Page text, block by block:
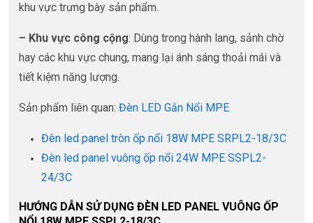
khu vực trưng bày sản phẩm.
– Khu vực công cộng: Dùng trong hành lang, sảnh chờ
hay các khu vực chung, mang lại ánh sáng thoải mái và
tiết kiệm năng lượng.
Sản phẩm liên quan: Đèn LED Gắn Nổi MPE
Đèn led panel tròn ốp nổi 18W MPE SRPL2-18/3C
Đèn led panel vuông ốp nổi 24W MPE SSPL2-
24/3C
HƯỚNG DẪN SỬ DỤNG ĐÈN LED PANEL VUÔNG ỐP